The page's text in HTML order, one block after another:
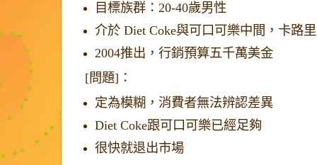
目標族群：20-40歲男性
介於 Diet Coke與可口可樂中間，卡路
2004推出，行銷預算五千萬美金
[問題]：
定為模糊，消費者無法辨認差異
Diet Coke跟可口可樂已經足夠
很快就退出市場